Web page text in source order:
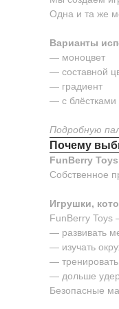
Одна и та же
Варианты
— моноцвет
— составной
— градиент
— с блёстками
Подробную
Почему
FunBerry
Собственное
Игрушки,
FunBerry Toys
— развивать
— изучать
—
— дольше
Безопасные